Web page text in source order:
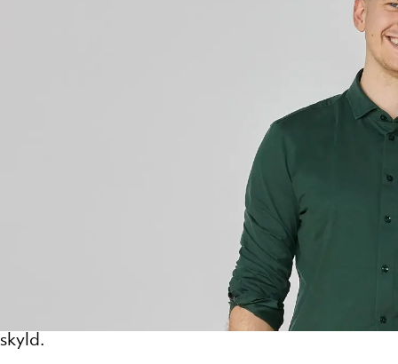
tænker og investerer langsigtet i it
forretningsmål. For teknologi kan løfte, forsvare
Det skal det faktisk gøre, ellers har du den
forkerte løsning. Eller den forkerte partner.
Vi skal ikke bruge din omsætning på at blive
børsnoteret eller solgt til en kapitalfond. Vi er her
i dag, i morgen og næste år. Sammen kan vi
lægge den rigtige it-strategi fordin forretnings
skyld.